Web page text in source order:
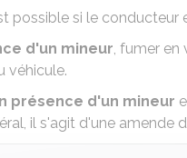
possible si le conducteur
d'un mineur, fumer en
véhicule.
présence d'un mineur
il s'agit d'une amende